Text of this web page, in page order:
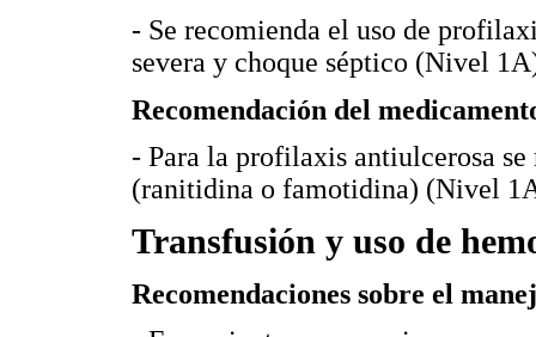
- Se recomienda el uso de
severa y choque séptico (Nivel
Recomendación del
- Para la profilaxis antiulcerosa
(ranitidina o famotidina) (Nivel
Transfusión y uso de
Recomendaciones sobre el